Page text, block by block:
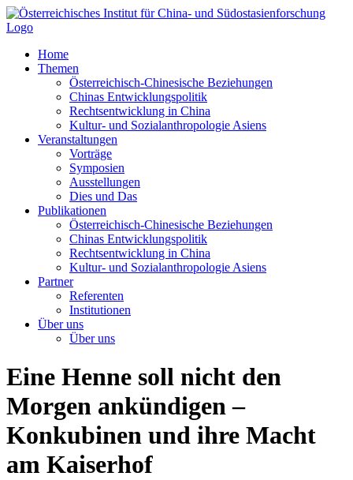
Zum
Inhalt
Home
Themen
Österreichisch-Chinesische Beziehungen
Chinas Entwicklungspolitik
Rechtsentwicklung in China
Kultur- und Sozialanthropologie Asiens
Veranstaltungen
Vorträge
Symposien
Ausstellungen
Dies und Das
Publikationen
Österreichisch-Chinesische Beziehungen
Chinas Entwicklungspolitik
Rechtsentwicklung in China
Kultur- und Sozialanthropologie Asiens
Partner
Referenten
Institutionen
Über uns
Über uns
Eine Henne soll nicht den
Morgen ankündigen –
Konkubinen und ihre Macht
am Kaiserhof